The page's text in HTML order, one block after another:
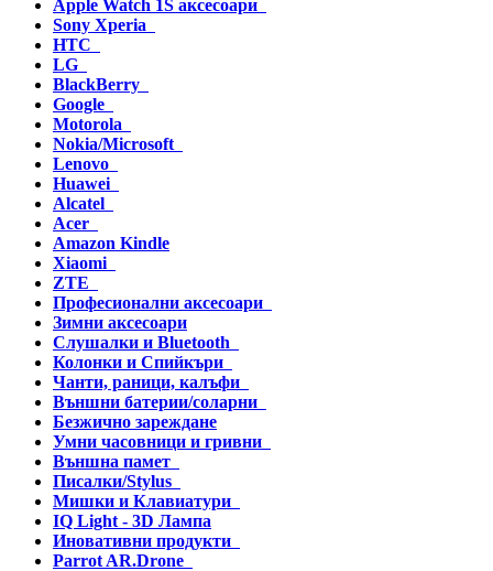
Apple Watch 1S аксесоари
Sony Xperia
HTC
LG
BlackBerry
Google
Motorola
Nokia/Microsoft
Lenovo
Huawei
Alcatel
Acer
Amazon Kindle
Xiaomi
ZTE
Професионални аксесоари
Зимни аксесоари
Слушалки и Bluetooth
Колонки и Спийкъри
Чанти, раници, калъфи
Външни батерии/соларни
Безжично зареждане
Умни часовници и гривни
Външна памет
Писалки/Stylus
Мишки и Клавиатури
IQ Light - 3D Лампа
Иновативни продукти
Parrot AR.Drone